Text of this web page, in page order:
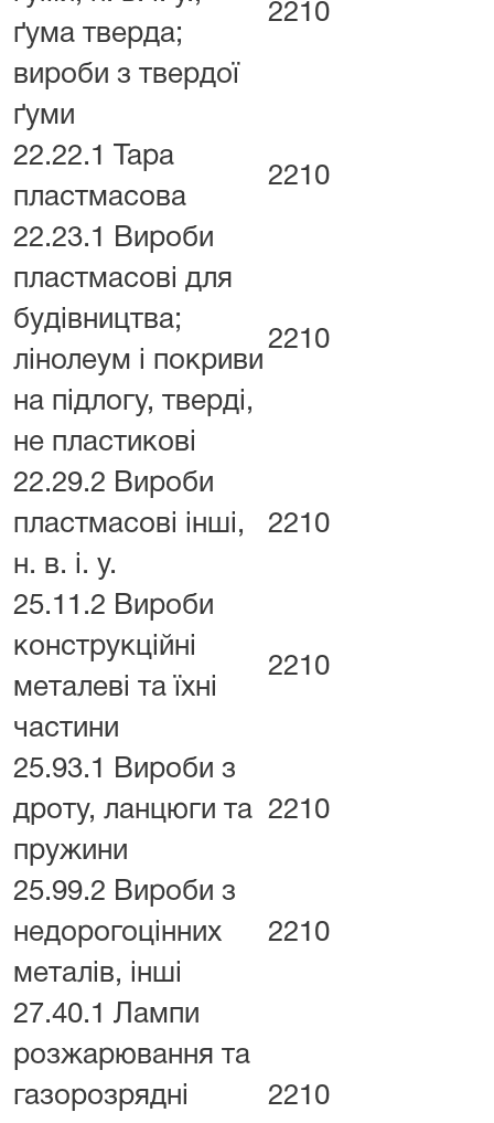
ґума тверда;
вироби з твердої
ґуми
2210
22.22.1 Тара
пластмасова
2210
22.23.1 Вироби
пластмасові для
будівництва;
лінолеум і покриви
на підлогу, тверді,
не пластикові
2210
22.29.2 Вироби
пластмасові інші,
н. в. і. у.
2210
25.11.2 Вироби
конструкційні
металеві та їхні
частини
2210
25.93.1 Вироби з
дроту, ланцюги та
пружини
2210
25.99.2 Вироби з
недорогоцінних
металів, інші
2210
27.40.1 Лампи
розжарювання та
газорозрядні
2210